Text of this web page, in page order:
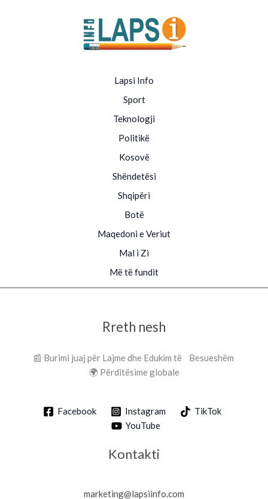
Lapsi Info
Sport
Teknologji
Politikë
Kosovë
Shëndetësi
Shqipëri
Botë
Maqedoni e Veriut
Mal i Zi
Më të fundit
Rreth nesh
📰 Burimi juaj për Lajme dhe Edukim të Besueshëm
🌍 Përditësime globale
Facebook Instagram
TikTok
YouTube
Kontakti
marketing@lapsiinfo.com